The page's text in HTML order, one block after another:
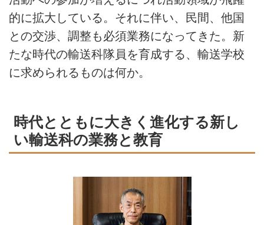
的に拡大している。それに伴い、民間、他国
との交渉、調整も必須業務になってきた。新
たな時代の輸送科隊員を育成する、輸送学校
に求められるものは何か。
時代とともに大きく進化する新し
い輸送科の業務と教育